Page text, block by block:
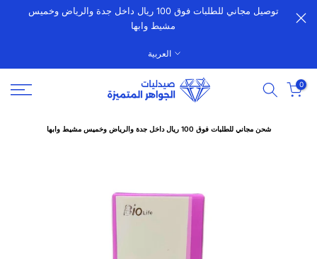
الانتقالتوصيل مجاني للطلبات فوق 100 ريال داخل جدة والرياض وخميس
مشيط وابها
العربية
0
شحن مجاني للطلبات فوق 100 ريال داخل جدة والرياض وخميس مشيط وابها